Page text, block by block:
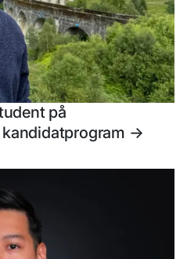
på
->